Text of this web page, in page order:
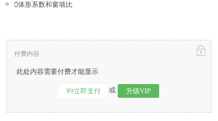
体形系数和窗墙比
此处内容需要付费才能显示
¥9立即支付 或 升级VIP
付费内容